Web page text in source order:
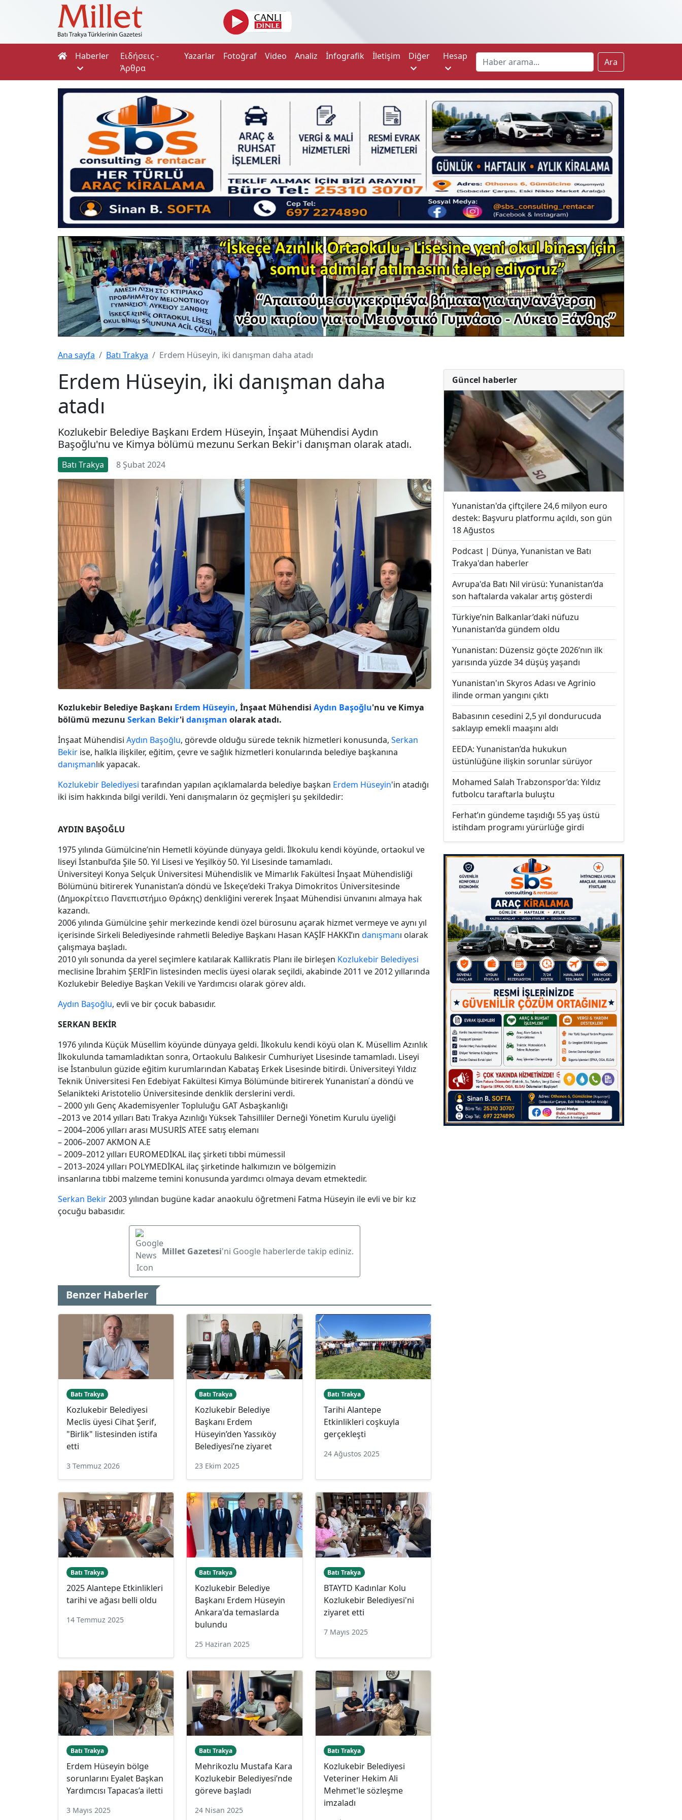
Haberler
Ειδήσεις -
Άρθρα
Yazarlar Fotoğraf Video Analiz İnfografik İletişim Diğer Hesap
Ara
Ana sayfa Batı Trakya Erdem Hüseyin, iki danışman daha atadı
Erdem Hüseyin, iki danışman daha
atadı
Kozlukebir Belediye Başkanı Erdem Hüseyin, İnşaat Mühendisi Aydın
Başoğlu'nu ve Kimya bölümü mezunu Serkan Bekir'i danışman olarak atadı.
Batı Trakya 8 Şubat 2024
Kozlukebir Belediye Başkanı Erdem Hüseyin, İnşaat Mühendisi Aydın Başoğlu'nu ve Kimya
bölümü mezunu Serkan Bekir'i danışman olarak atadı.
İnşaat Mühendisi Aydın Başoğlu, görevde olduğu sürede teknik hizmetleri konusunda, Serkan
Bekir ise, halkla ilişkiler, eğitim, çevre ve sağlık hizmetleri konularında belediye başkanına
danışmanlık yapacak.
Kozlukebir Belediyesi tarafından yapılan açıklamalarda belediye başkan Erdem Hüseyin'in atadığı
iki isim hakkında bilgi verildi. Yeni danışmaların öz geçmişleri şu şekildedir:
AYDIN BAŞOĞLU
1975 yılında Gümülcine’nin Hemetli köyünde dünyaya geldi. İlkokulu kendi köyünde, ortaokul ve
liseyi İstanbul’da Şile 50. Yıl Lisesi ve Yeşilköy 50. Yıl Lisesinde tamamladı.
Üniversiteyi Konya Selçuk Üniversitesi Mühendislik ve Mimarlık Fakültesi İnşaat Mühendisliği
Bölümünü bitirerek Yunanistan’a döndü ve İskeçe’deki Trakya Dimokritos Üniversitesinde
(Δημοκρίτειο Πανεπιστήμιο Θράκης) denkliğini vererek İnşaat Mühendisi ünvanını almaya hak
kazandı.
2006 yılında Gümülcine şehir merkezinde kendi özel bürosunu açarak hizmet vermeye ve aynı yıl
içerisinde Sirkeli Belediyesinde rahmetli Belediye Başkanı Hasan KAŞİF HAKKI’ın danışmanı olarak
çalışmaya başladı.
2010 yılı sonunda da yerel seçimlere katılarak Kallikratis Planı ile birleşen Kozlukebir Belediyesi
meclisine İbrahim ŞERİF’in listesinden meclis üyesi olarak seçildi, akabinde 2011 ve 2012 yıllarında
Kozlukebir Belediye Başkan Vekili ve Yardımcısı olarak görev aldı.
Aydın Başoğlu, evli ve bir çocuk babasıdır.
SERKAN BEKİR
1976 yılında Küçük Müsellim köyünde dünyaya geldi. İlkokulu kendi köyü olan K. Müsellim Azınlık
İlkokulunda tamamladıktan sonra, Ortaokulu Balıkesir Cumhuriyet Lisesinde tamamladı. Liseyi
ise İstanbulun güzide eğitim kurumlarından Kabataş Erkek Lisesinde bitirdi. Üniversiteyi Yıldız
Teknik Üniversitesi Fen Edebiyat Fakültesi Kimya Bölümünde bitirerek Yunanistan ́a döndü ve
Selanikteki Aristotelio Üniversitesinde denklik derslerini verdi.
– 2000 yılı Genç Akademisyenler Topluluğu GAT Asbaşkanlığı
–2013 ve 2014 yılları Batı Trakya Azınlığı Yüksek Tahsilliler Derneği Yönetim Kurulu üyeliği
– 2004–2006 yılları arası MUSURİS ATEE satış elemanı
– 2006–2007 AKMON A.E
– 2009–2012 yılları EUROMEDİKAL ilaç şirketi tıbbi mümessil
– 2013–2024 yılları POLYMEDİKAL ilaç şirketinde halkımızın ve bölgemizin
insanlarına tıbbi malzeme temini konusunda yardımcı olmaya devam etmektedir.
Serkan Bekir2003 yılından bugüne kadar anaokulu öğretmeni Fatma Hüseyin ile evli ve bir kız
çocuğu babasıdır.
Millet Gazetesi'ni Google haberlerde takip ediniz.
Benzer Haberler
Batı Trakya
Kozlukebir Belediyesi
Meclis üyesi Cihat Şerif,
"Birlik" listesinden istifa
etti
3 Temmuz 2026
Batı Trakya
Kozlukebir Belediye
Başkanı Erdem
Hüseyin’den Yassıköy
Belediyesi’ne ziyaret
23 Ekim 2025
Batı Trakya
Tarihi Alantepe
Etkinlikleri coşkuyla
gerçekleşti
24 Ağustos 2025
Batı Trakya
2025 Alantepe Etkinlikleri
tarihi ve ağası belli oldu
14 Temmuz 2025
Batı Trakya
Kozlukebir Belediye
Başkanı Erdem Hüseyin
Ankara'da temaslarda
bulundu
25 Haziran 2025
Batı Trakya
BTAYTD Kadınlar Kolu
Kozlukebir Belediyesi'ni
ziyaret etti
7 Mayıs 2025
Batı Trakya
Erdem Hüseyin bölge
sorunlarını Eyalet Başkan
Yardımcısı Tapacas’a iletti
3 Mayıs 2025
Batı Trakya
Mehrikozlu Mustafa Kara
Kozlukebir Belediyesi’nde
göreve başladı
24 Nisan 2025
Batı Trakya
Kozlukebir Belediyesi
Veteriner Hekim Ali
Mehmet'le sözleşme
imzaladı
Güncel haberler
Yunanistan'da çiftçilere 24,6 milyon euro
destek: Başvuru platformu açıldı, son gün
18 Ağustos
Podcast | Dünya, Yunanistan ve Batı
Trakya'dan haberler
Avrupa'da Batı Nil virüsü: Yunanistan’da
son haftalarda vakalar artış gösterdi
Türkiye’nin Balkanlar’daki nüfuzu
Yunanistan’da gündem oldu
Yunanistan: Düzensiz göçte 2026’nın ilk
yarısında yüzde 34 düşüş yaşandı
Yunanistan'ın Skyros Adası ve Agrinio
ilinde orman yangını çıktı
Babasının cesedini 2,5 yıl dondurucuda
saklayıp emekli maaşını aldı
EEDA: Yunanistan’da hukukun
üstünlüğüne ilişkin sorunlar sürüyor
Mohamed Salah Trabzonspor’da: Yıldız
futbolcu taraftarla buluştu
Ferhat’ın gündeme taşıdığı 55 yaş üstü
istihdam programı yürürlüğe girdi